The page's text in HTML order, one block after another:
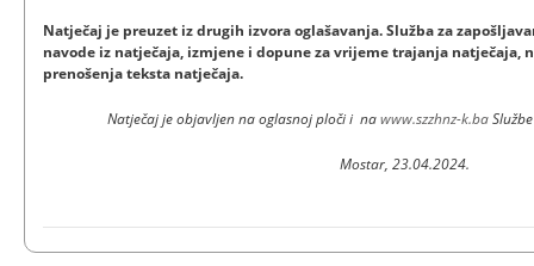
Natječaj je preuzet iz drugih izvora oglašavanja. Služba za
navode iz natječaja, izmjene i dopune za vrijeme trajanja natječaja,
prenošenja teksta natječaja.
Natječaj je objavljen na oglasnoj ploči i nawww.szzhnz-k.ba
Mostar, 23.04.2024.